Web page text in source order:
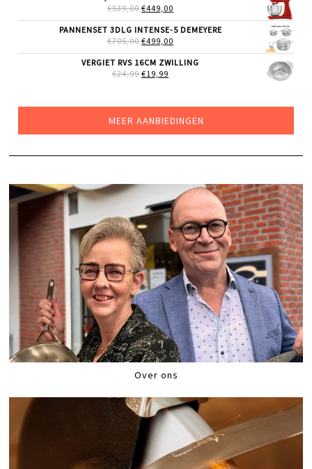
€209,00.
€539,00 OORSPRONKELIJKE
WAS:
€539,00.
€449,00
IS:
PANNENSET 3DLG INTENSE-5 DEMEYERE
€705,00 OORSPRONKELIJKE
WAS:
€705,00.
€499,00
IS:
VERGIET RVS 16CM ZWILLING
€24,99 OORSPRONKELIJKE
€19,99
MEER AANBIEDINGEN
Over ons